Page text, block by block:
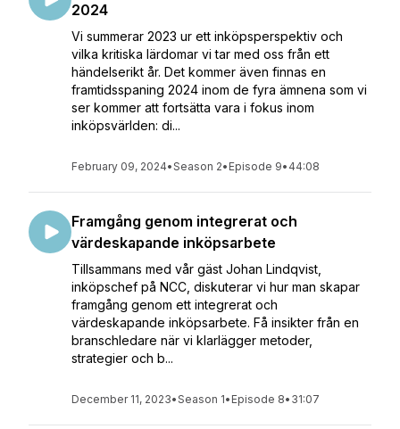
2024
Vi summerar 2023 ur ett inköpsperspektiv och
vilka kritiska lärdomar vi tar med oss från ett
händelserikt år. Det kommer även finnas en
framtidsspaning 2024 inom de fyra ämnena som vi
ser kommer att fortsätta vara i fokus inom
inköpsvärlden: di...
February 09, 2024•Season 2• Episode 9• 44:08
Framgång genom integrerat och
värdeskapande inköpsarbete
Tillsammans med vår gäst Johan Lindqvist,
inköpschef på NCC, diskuterar vi hur man skapar
framgång genom ett integrerat och
värdeskapande inköpsarbete. Få insikter från en
branschledare när vi klarlägger metoder,
strategier och b...
December 11, 2023•Season 1• Episode 8• 31:07